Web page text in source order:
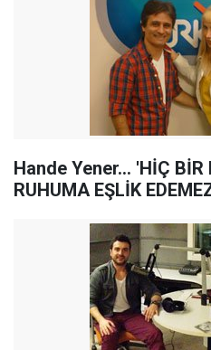
Hande Yener... 'HİÇ BİR
RUHUMA EŞLİK